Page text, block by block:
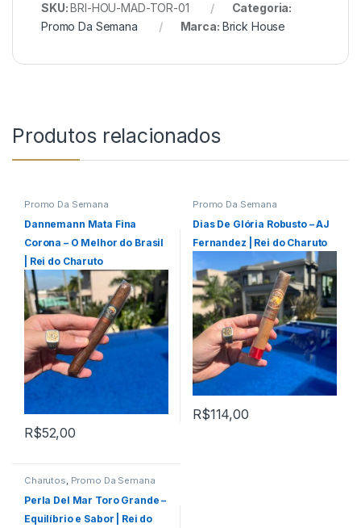
SKU:BRI-HOU-MAD-TOR-01
Categoria:
Promo Da Semana
Marca: Brick House
Produtos relacionados
Promo Da Semana
Dannemann Mata Fina
Corona – O Melhor do Brasil
| Rei do Charuto
R$52,00
Promo Da Semana
Dias De Glória Robusto – AJ
Fernandez | Rei do Charuto
R$114,00
Charutos, Promo Da Semana
Perla Del Mar Toro Grande –
Equilíbrio e Sabor | Rei do